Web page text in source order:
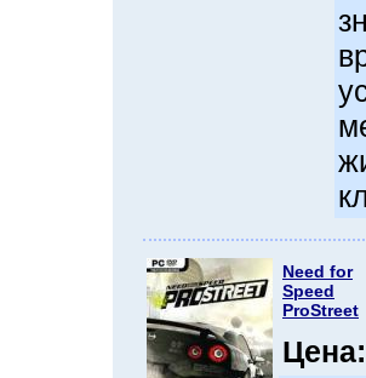
Need for
Speed
ProStreet